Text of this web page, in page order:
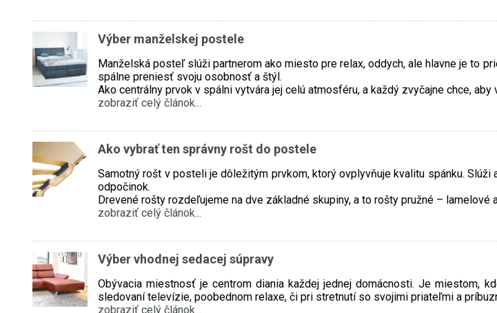
Výber manželskej postele
Manželská posteľ slúži partnerom ako miesto pre relax, oddych, ale hlavne je to
spálne preniesť svoju osobnosť a štýl.
Ako centrálny prvok v spálni vytvára jej celú atmosféru, a každý zvyčajne chce, aby
zobraziť celý článok...
Ako vybrať ten správny rošt do postele
Samotný rošt v posteli je dôležitým prvkom, ktorý ovplyvňuje kvalitu spánku.
odpočinok.
Drevené rošty rozdeľujeme na dve základné skupiny, a to rošty pružné – lamelové
zobraziť celý článok...
Výber vhodnej sedacej súpravy
Obývacia miestnosť je centrom diania každej jednej domácnosti. Je miestom,
sledovaní televízie, poobednom relaxe, či pri stretnutí so svojimi priateľmi a
zobraziť celý článok...